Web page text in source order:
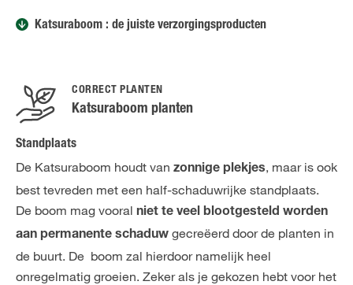
Katsuraboom : de juiste verzorgingsproducten
CORRECT PLANTEN
Katsuraboom planten
Standplaats
De Katsuraboom houdt van zonnige plekjes, maar is ook
best tevreden met een half-schaduwrijke standplaats.
De boom mag vooral niet te veel blootgesteld worden
aan permanente schaduw gecreëerd door de planten in
de buurt. De boom zal hierdoor namelijk heel
onregelmatig groeien. Zeker als je gekozen hebt voor het